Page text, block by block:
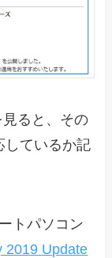
ると、その
しているか記
トパソコン
2019 Update